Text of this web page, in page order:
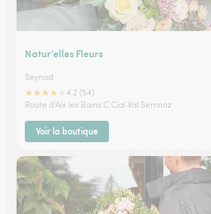
Natur’elles Fleurs
Seynod
★★★★
4.2 (54)
Route d'Aix les Bains C.Cial Val Semnoz
Voir la boutique